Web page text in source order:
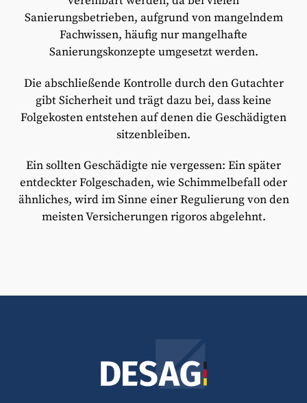
Sanierungsbetrieben, aufgrund von mangelndem
Fachwissen, häufig nur mangelhafte
Sanierungskonzepte umgesetzt werden.
Die abschließende Kontrolle durch den Gutachter
gibt Sicherheit und trägt dazu bei, dass keine
Folgekosten entstehen auf denen die Geschädigten
sitzenbleiben.
Ein sollten Geschädigte nie vergessen: Ein später
entdeckter Folgeschaden, wie Schimmelbefall oder
ähnliches, wird im Sinne einer Regulierung von den
meisten Versicherungen rigoros abgelehnt.